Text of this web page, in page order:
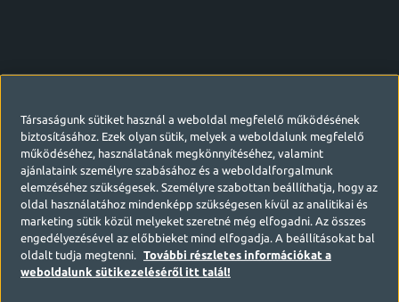
Társaságunk sütiket használ a weboldal megfelelő működésének
biztosításához. Ezek olyan sütik, melyek a weboldalunk megfelelő
működéséhez, használatának megkönnyítéséhez, valamint
ajánlataink személyre szabásához és a weboldalforgalmunk
elemzéséhez szükségesek. Személyre szabottan beállíthatja, hogy az
oldal használatához mindenképp szükségesen kívül az analitikai és
marketing sütik közül melyeket szeretné még elfogadni. Az összes
engedélyezésével az előbbieket mind elfogadja. A beállításokat bal
oldalt tudja megtenni.
További részletes információkat a
weboldalunk sütikezeléséről itt talál!